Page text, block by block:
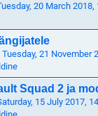
20 March 2018,
Tuesday, 21 November
Squad 2 ja
15 July 2017,